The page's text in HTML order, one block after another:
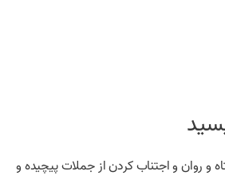
و روان و اجتناب کردن از جملات پیچیده و